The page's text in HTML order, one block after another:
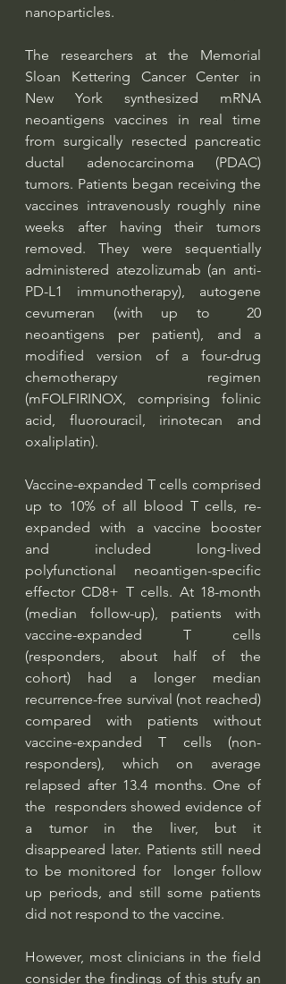
nanoparticles.
The researchers at the Memorial
Sloan Kettering Cancer Center in
New York synthesized mRNA
neoantigens vaccines in real time
from surgically resected pancreatic
ductal adenocarcinoma (PDAC)
tumors. Patients began receiving the
vaccines intravenously roughly nine
weeks after having their tumors
removed. They were sequentially
administered atezolizumab (an anti-
PD-L1 immunotherapy), autogene
cevumeran (with up to  20
neoantigens per patient), and a
modified version of a four-drug
chemotherapy regimen
(mFOLFIRINOX, comprising folinic
acid, fluorouracil, irinotecan and
oxaliplatin).
Vaccine-expanded T cells comprised
up to 10% of all blood T cells, re-
expanded with a vaccine booster
and included long-lived
polyfunctional neoantigen-specific
effector CD8+ T cells. At 18-month
(median follow-up), patients with
vaccine-expanded T cells
(responders, about half of the
cohort) had a longer median
recurrence-free survival (not reached)
compared with patients without
vaccine-expanded T cells (non-
responders), which on average
relapsed after 13.4 months. One of
the  responders showed evidence of
a tumor in the liver, but it
disappeared later. Patients still need
to be monitored for  longer follow
up periods, and still some patients
did not respond to the vaccine.
However, most clinicians in the field
consider the findings of this stufy an